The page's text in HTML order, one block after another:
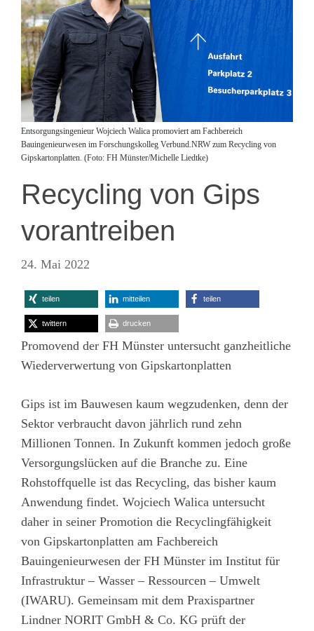
Entsorgungsingenieur Wojciech Walica promoviert am Fachbereich
Bauingenieurwesen im Forschungskolleg Verbund.NRW zum Recycling von
Gipskartonplatten. (Foto: FH Münster/Michelle Liedtke)
Recycling von Gips
vorantreiben
24. Mai 2022
teilen mitteilen teilen
twittern drucken
Promovend der FH Münster untersucht ganzheitliche
Wiederverwertung von Gipskartonplatten
Gips ist im Bauwesen kaum wegzudenken, denn der
Sektor verbraucht davon jährlich rund zehn
Millionen Tonnen. In Zukunft kommen jedoch große
Versorgungslücken auf die Branche zu. Eine
Rohstoffquelle ist das Recycling, das bisher kaum
Anwendung findet. Wojciech Walica untersucht
daher in seiner Promotion die Recyclingfähigkeit
von Gipskartonplatten am Fachbereich
Bauingenieurwesen der FH Münster im Institut für
Infrastruktur – Wasser – Ressourcen – Umwelt
(IWARU). Gemeinsam mit dem Praxispartner
Lindner NORIT GmbH & Co. KG prüft der